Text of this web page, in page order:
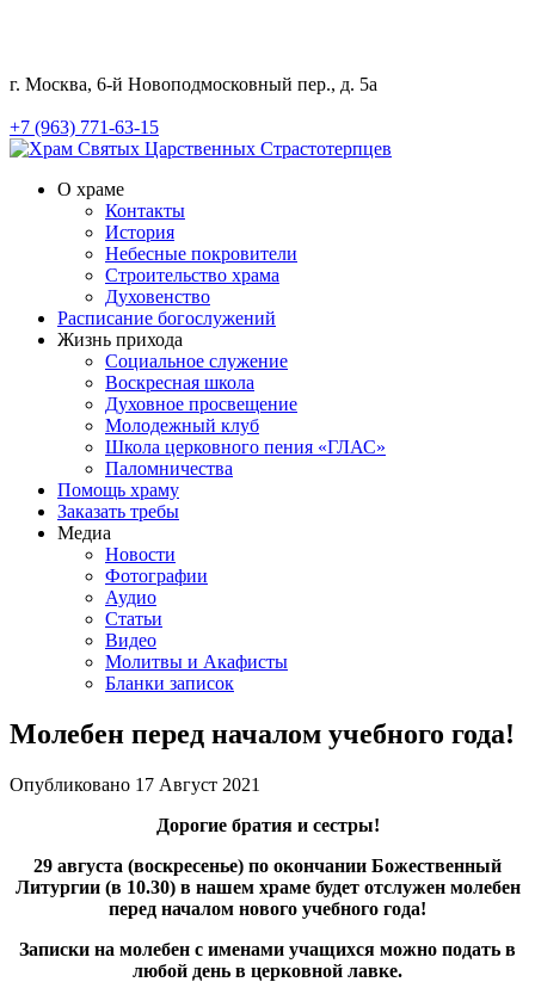
г. Москва, 6-й Новоподмосковный пер., д. 5а
+7 (963) 771-63-15
О храме
Контакты
История
Небесные покровители
Строительство храма
Духовенство
Расписание богослужений
Жизнь прихода
Социальное служение
Воскресная школа
Духовное просвещение
Молодежный клуб
Школа церковного пения «ГЛАС»
Паломничества
Помощь храму
Заказать требы
Медиа
Новости
Фотографии
Аудио
Статьи
Видео
Молитвы и Акафисты
Бланки записок
Молебен перед началом учебного года!
Опубликовано 17 Август 2021
Дорогие братия и сестры!
29 августа (воскресенье) по окончании Божественный
Литургии (в 10.30) в нашем храме будет отслужен молебен
перед началом нового учебного года!
Записки на молебен с именами учащихся можно подать в
любой день в церковной лавке.